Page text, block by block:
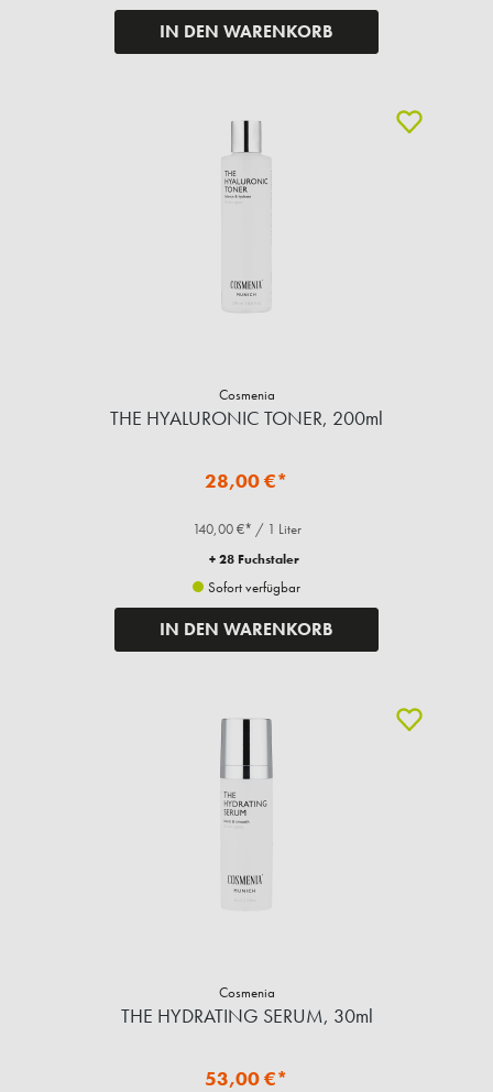
IN DEN WARENKORB
Cosmenia
THE HYALURONIC TONER, 200ml
28,00 €*
140,00 €* / 1 Liter
+ 28 Fuchstaler
Sofort verfügbar
IN DEN WARENKORB
Cosmenia
THE HYDRATING SERUM, 30ml
53,00 €*